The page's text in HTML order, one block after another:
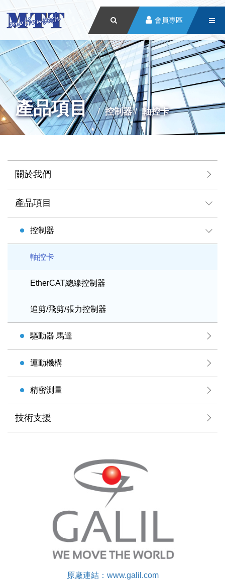
會員專區
產品項目 控制器 軸控卡
關於我們
產品項目
控制器
軸控卡
EtherCAT總線控制器
追剪/飛剪/張力控制器
驅動器 馬達
運動機構
精密測量
技術支援
原廠連結：www.galil.com